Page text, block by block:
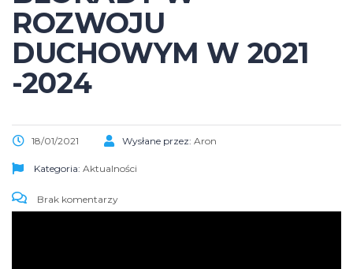
ROZWOJU
DUCHOWYM W 2021
-2024
18/01/2021 Wysłane przez: Aron
Kategoria: Aktualności
Brak komentarzy